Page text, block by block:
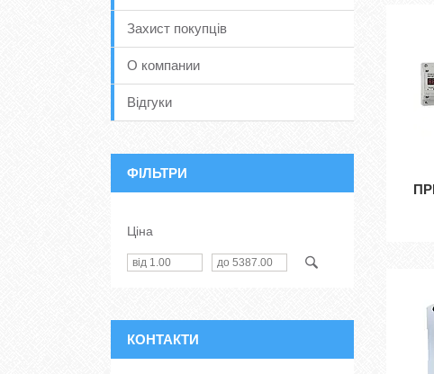
Захист покупців
О компании
Відгуки
ФІЛЬТРИ
Ціна
КОНТАКТИ